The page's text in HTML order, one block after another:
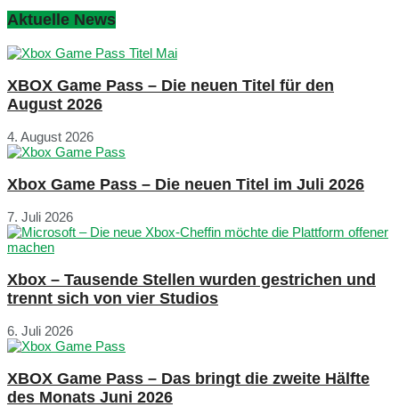
Aktuelle News
XBOX Game Pass – Die neuen Titel für den
August 2026
4. August 2026
Xbox Game Pass – Die neuen Titel im Juli 2026
7. Juli 2026
Xbox – Tausende Stellen wurden gestrichen und
trennt sich von vier Studios
6. Juli 2026
XBOX Game Pass – Das bringt die zweite Hälfte
des Monats Juni 2026